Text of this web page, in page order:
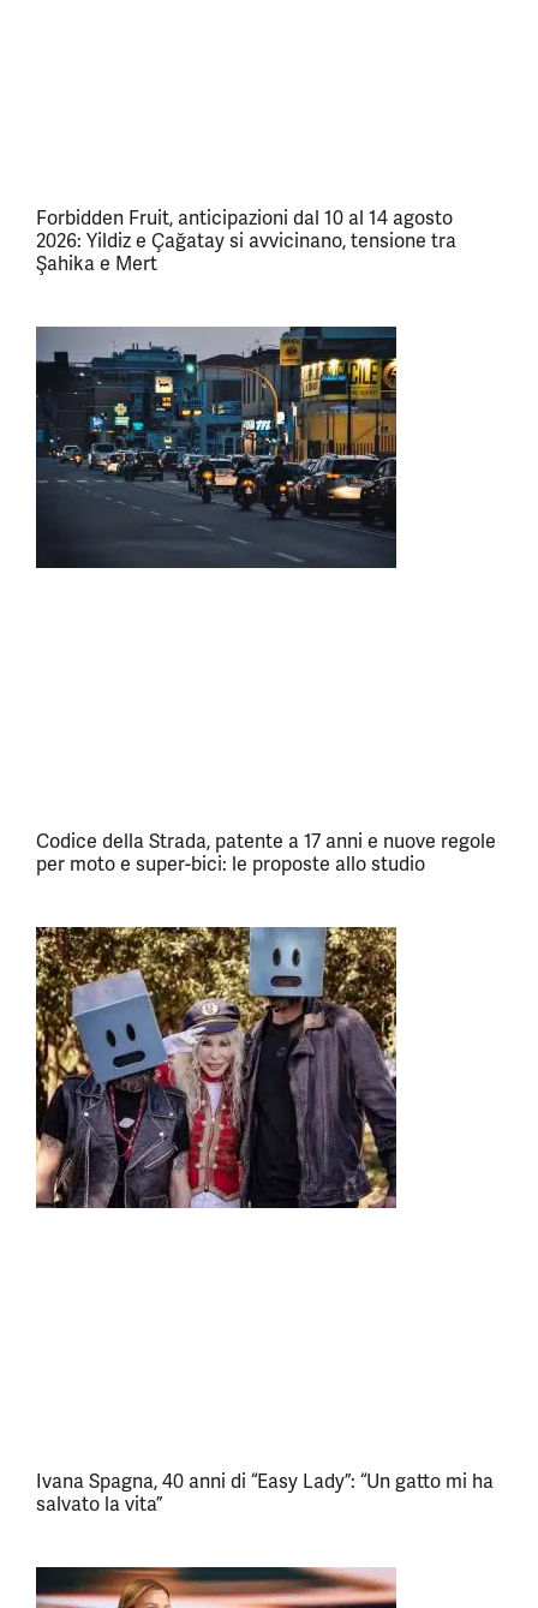
Forbidden Fruit, anticipazioni dal 10 al 14 agosto
2026: Yildiz e Çağatay si avvicinano, tensione tra
Şahika e Mert
Codice della Strada, patente a 17 anni e nuove regole
per moto e super-bici: le proposte allo studio
Ivana Spagna, 40 anni di “Easy Lady”: “Un gatto mi ha
salvato la vita”